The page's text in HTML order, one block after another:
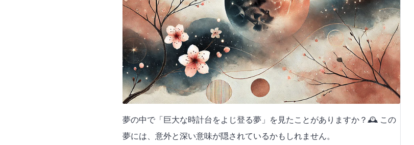
夢の中で「巨大な時計台をよじ登る夢」を見たことがありますか？🕰️ この
夢には、意外と深い意味が隠されているかもしれません。